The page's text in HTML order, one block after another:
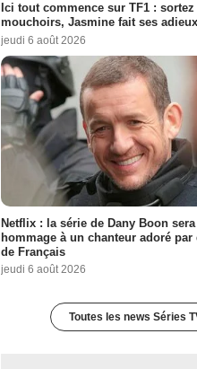
Ici tout commence sur TF1 :
mouchoirs, Jasmine fait ses
jeudi 6 août 2026
Netflix : la série de Dany Boon
hommage à un chanteur adoré
de Français
jeudi 6 août 2026
Toutes les news Séries